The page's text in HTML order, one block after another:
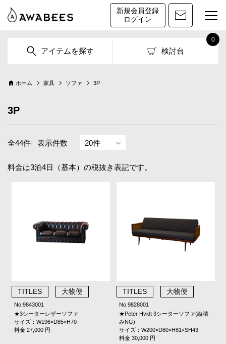
新規会員登録
ログイン
アイテムを探す 検討台
0
ホーム 家具 ソファ 3P
3P
全44件 表示件数
料金は3泊4日（基本）の税抜き表記です。
TITLES 大物便
No.9843001
★3シーターレザーソファ
サイズ：W196×D85×H70
料金 27,000 円
TITLES 大物便
No.9828001
★Peter Hvidt 3シーターソファ(縦積
みNG)
サイズ：W200×D80×H81×SH43
料金 30,000 円